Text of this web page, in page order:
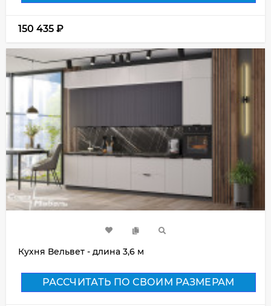
150 435 ₽
Кухня Вельвет - длина 3,6 м
РАССЧИТАТЬ ПО СВОИМ РАЗМЕРАМ